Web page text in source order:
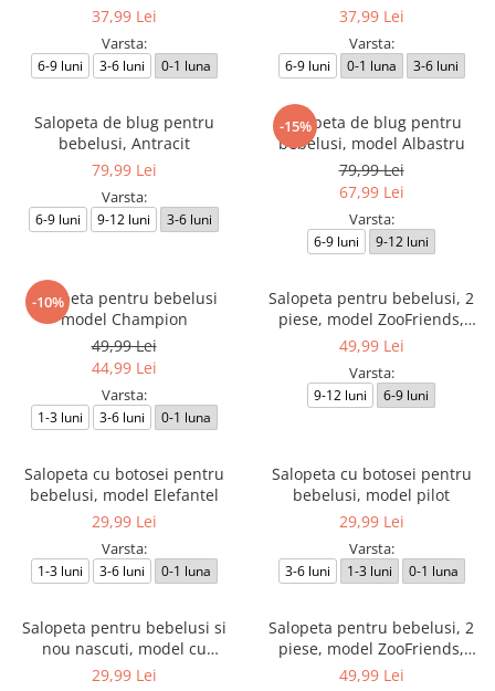
37,99 Lei
Varsta:
6-9 luni 3-6 luni 0-1 luna
37,99 Lei
Varsta:
6-9 luni 0-1 luna 3-6 luni
Salopeta de blug pentru
bebelusi, Antracit
79,99 Lei
Varsta:
6-9 luni 9-12 luni 3-6 luni
-15%
Salopeta de blug pentru
bebelusi, model Albastru
79,99 Lei
67,99 Lei
Varsta:
6-9 luni 9-12 luni
-10%
Salopeta pentru bebelusi
model Champion
49,99 Lei
44,99 Lei
Varsta:
1-3 luni 3-6 luni 0-1 luna
Salopeta pentru bebelusi, 2
piese, model ZooFriends,
galben
49,99 Lei
Varsta:
9-12 luni 6-9 luni
Salopeta cu botosei pentru
bebelusi, model Elefantel
29,99 Lei
Varsta:
1-3 luni 3-6 luni 0-1 luna
Salopeta cu botosei pentru
bebelusi, model pilot
29,99 Lei
Varsta:
3-6 luni 1-3 luni 0-1 luna
Salopeta pentru bebelusi si
nou nascuti, model cu
Ursuleti
29,99 Lei
Salopeta pentru bebelusi, 2
piese, model ZooFriends,
culoare albastru
49,99 Lei